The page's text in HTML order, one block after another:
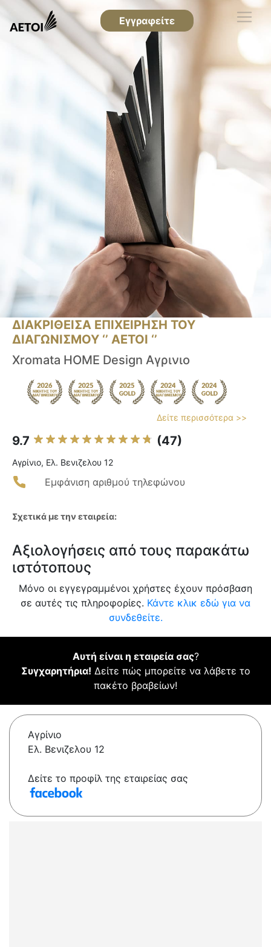
Εγγραφείτε
ΔΙΑΚΡΙΘΕΙΣΑ ΕΠΙΧΕΙΡΗΣΗ ΤΟΥ
ΔΙΑΓΩΝΙΣΜΟΥ ‘’ ΑΕΤΟΙ ‘’
Xromata HOME Design Αγρινιο
Δείτε περισσότερα >>
9.7 (47)
Αγρίνιο, Ελ. Βενιζελου 12
Εμφάνιση αριθμού τηλεφώνου
Σχετικά με την εταιρεία:
Αξιολογήσεις από τους παρακάτω
ιστότοπους
Μόνο οι εγγεγραμμένοι χρήστες έχουν πρόσβαση
σε αυτές τις πληροφορίες. Κάντε κλικ εδώ για να
συνδεθείτε.
Αυτή είναι η εταιρεία σας?
Συγχαρητήρια! Δείτε πώς μπορείτε να λάβετε το
πακέτο βραβείων!
Αγρίνιο
Ελ. Βενιζελου 12
Δείτε το προφίλ της εταιρείας σας